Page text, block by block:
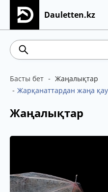
Dauletten.kz
Сіздің өтінішіңіз
Басты бет
Жаңалықтар
Жарқанаттардан жаңа
Жаңалықтар